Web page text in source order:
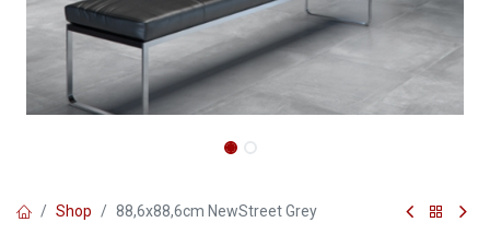
Shop 88,6x88,6cm NewStreet Grey